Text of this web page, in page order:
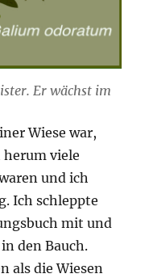
Er wächst im
Wiese war,
herum viele
und ich
Ich schleppte
mit und
den Bauch.
als die Wiesen